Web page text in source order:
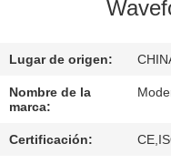
DE
CALIDAD
Lugar de origen:
Nombre de la
marca:
Certificación: